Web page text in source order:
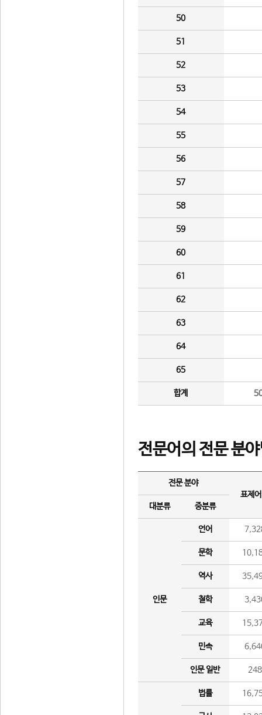
50
51
52
53
54
55
56
57
58
59
60
61
62
63
64
65
합계
전문어의 전문 분
전문 분야
표제
대분류
중분류
인문
언어
문학
역사
철학
교육
민속
인문 일반 248
법률